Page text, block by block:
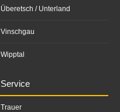
Überetsch / Unterland
Vinschgau
Wipptal
Service
Trauer